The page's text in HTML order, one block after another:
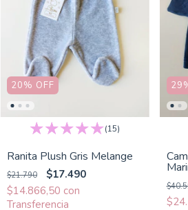
20% OFF
(15)
Ranita Plush Gris Melange
$21.790
$17.490
$14.866,50 con
29